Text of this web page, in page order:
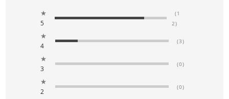
★
5
(1
2)
★
4
(3)
★
3
(0)
★
2
(0)